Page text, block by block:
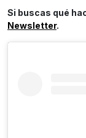
Si buscas qué
Newsletter.